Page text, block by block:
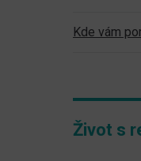
Kde vám
Život s